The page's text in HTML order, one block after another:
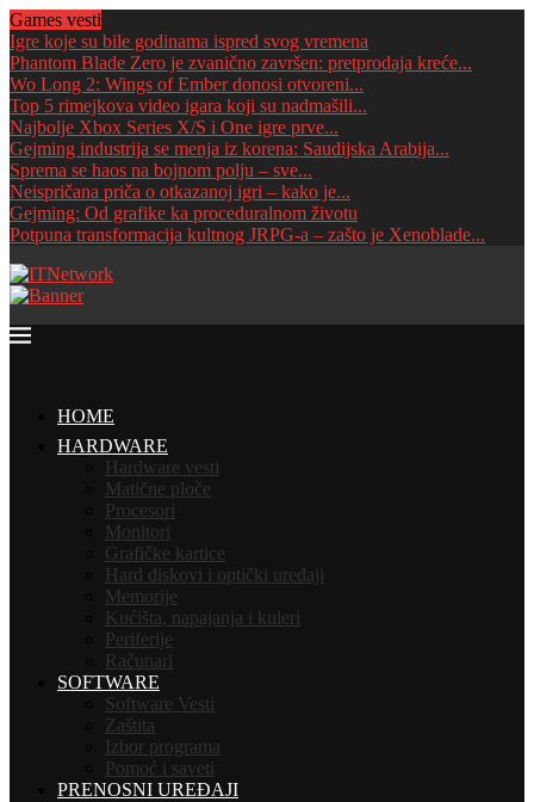
Games vesti
Igre koje su bile godinama ispred svog vremena
Phantom Blade Zero je zvanično završen: pretprodaja kreće...
Wo Long 2: Wings of Ember donosi otvoreni...
Top 5 rimejkova video igara koji su nadmašili...
Najbolje Xbox Series X/S i One igre prve...
Gejming industrija se menja iz korena: Saudijska Arabija...
Sprema se haos na bojnom polju – sve...
Neispričana priča o otkazanoj igri – kako je...
Gejming: Od grafike ka proceduralnom životu
Potpuna transformacija kultnog JRPG-a – zašto je Xenoblade...
HOME
HARDWARE
Hardware vesti
Matične ploče
Procesori
Monitori
Grafičke kartice
Hard diskovi i optički uređaji
Memorije
Kućišta, napajanja i kuleri
Periferije
Računari
SOFTWARE
Software Vesti
Zaštita
Izbor programa
Pomoć i saveti
PRENOSNI UREĐAJI